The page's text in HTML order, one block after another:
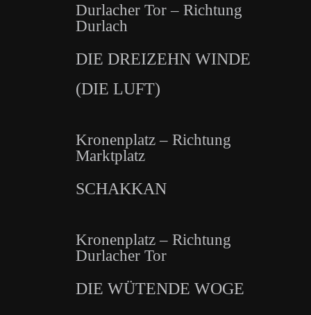
Durlacher Tor – Richtung
Durlach
DIE DREIZEHN WINDE
(DIE LUFT)
Kronenplatz – Richtung
Marktplatz
SCHAKKAN
Kronenplatz – Richtung
Durlacher Tor
DIE WÜTENDE WOGE